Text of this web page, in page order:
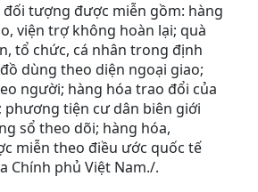
đối tượng được miễn gồm: hàng
viện trợ không hoàn lại; quà
tổ chức, cá nhân trong định
dùng theo diện ngoại giao;
người; hàng hóa trao đổi của
phương tiện cư dân biên giới
sổ theo dõi; hàng hóa,
miễn theo điều ước quốc tế
Chính phủ Việt Nam./.